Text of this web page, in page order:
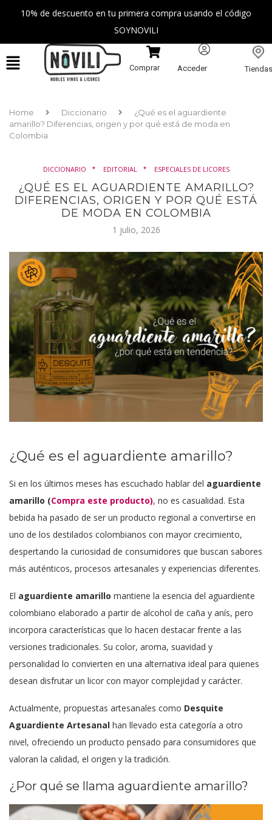
10% de descuento en tu primera compra usando el código
SOYNOVILI
Comprar Acceder Tiendas
Home Diccionario
¿Qué es el aguardiente
amarillo? Diferencias, origen y por qué está de moda en
Colombia
DICCIONARIO EDITORIAL ESPECIALES DE LICORES
¿QUÉ ES EL AGUARDIENTE AMARILLO?
DIFERENCIAS, ORIGEN Y POR QUÉ ESTÁ
DE MODA EN COLOMBIA
1 julio, 2026
¿Qué es el aguardiente amarillo?
Si en los últimos meses has escuchado hablar del aguardiente
amarillo (Compra este producto), no es casualidad. Esta
bebida ha pasado de ser un producto regional a convertirse en
uno de los destilados colombianos con mayor crecimiento,
despertando la curiosidad de consumidores que buscan sabores
más auténticos, procesos artesanales y experiencias diferentes.
El aguardiente amarillo mantiene la esencia del aguardiente
colombiano elaborado a partir de alcohol de caña y anís, pero
incorpora características que lo hacen destacar frente a las
versiones tradicionales. Su color, aroma, suavidad y
personalidad lo convierten en una alternativa ideal para quienes
desean disfrutar un licor con mayor complejidad y carácter.
Actualmente, propuestas artesanales como Desquite
Aguardiente Artesanal han llevado esta categoría a otro
nivel, ofreciendo un producto pensado para consumidores que
valoran la calidad, el origen y la tradición.
¿Por qué se llama aguardiente amarillo?